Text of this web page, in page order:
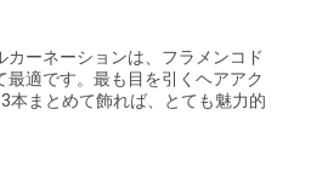
ーネーションは、フラメンコド
最適です。最も目を引くヘアアク
本まとめて飾れば、とても魅力的